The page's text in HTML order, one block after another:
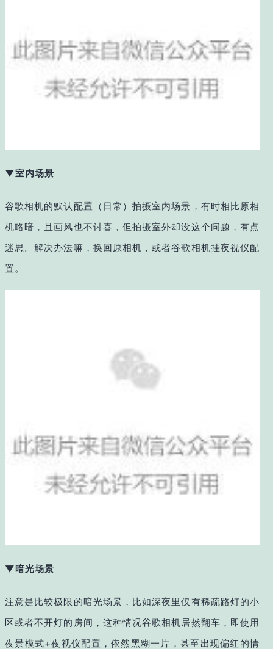
▼室内场景
谷歌相机的默认配置（日常）拍摄室内场景，有时相比原相
机略暗，且画风也不讨喜，但拍摄室外却没这个问题，有点
迷思。解决办法嘛，换回原相机，或者谷歌相机挂夜视仪配
置。
▼暗光场景
注意是比较极限的暗光场景，比如深夜里仅有稀疏路灯的小
区或者不开灯的房间，这种情况谷歌相机居然翻车，即使用
夜景模式+夜视仪配置，依然黑糊一片，甚至出现偏红的情